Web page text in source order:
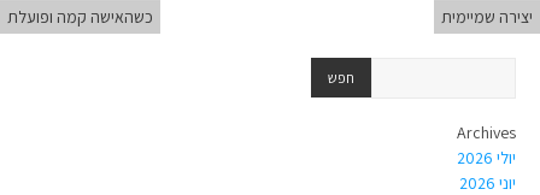
יצירה שמיימית כשהאישה קמה ופועלת
Archives
יולי 2026
יוני 2026